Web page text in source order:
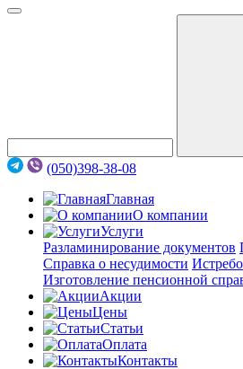
(050)398-38-08
Главная
О компании
Услуги
Разламинирование документов
Справка о несудимости
Изготовление пенсионной
Акции
Цены
Статьи
Оплата
Контакты